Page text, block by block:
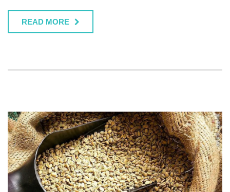
READ MORE